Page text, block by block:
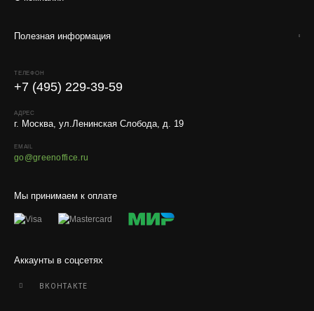
Полезная информация
Мы принимаем к оплате
Аккаунты в соцсетях
ВКОНТАКТЕ
ТЕЛЕФОН
+7 (495) 229-39-59
АДРЕС
г. Москва, ул.Ленинская Слобода, д. 19
EMAIL
go@greenoffice.ru